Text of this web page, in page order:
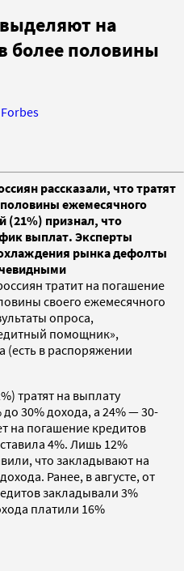
на
более половины
рассказали, что тратят
ежемесячного
(21%) признал, что
выплат. Эксперты
рынка дефолты
тратит на погашение
своего ежемесячного
опроса,
помощник»,
(есть в распоряжении
тратят на выплату
30% дохода, а 24% — 30-
на погашение кредитов
4%. Лишь 12%
что закладывают на
Ранее, в августе, от
закладывали 3%
платили 16%